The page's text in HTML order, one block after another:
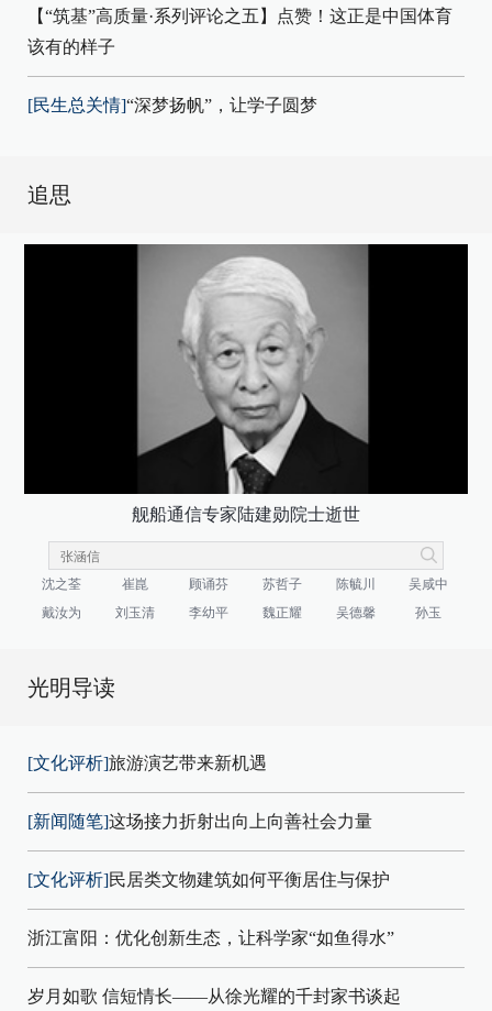
【“筑基”高质量·系列评论之五】点赞！这正是中国体育
该有的样子
[民生总关情]“深梦扬帆”，让学子圆梦
追思
舰船通信专家陆建勋院士逝世
沈之荃 崔崑 顾诵芬 苏哲子 陈毓川
吴咸中
戴汝为
刘玉清 李幼平 魏正耀 吴德馨 孙玉
光明导读
[文化评析]旅游演艺带来新机遇
[新闻随笔]这场接力折射出向上向善社会力量
[文化评析]民居类文物建筑如何平衡居住与保护
浙江富阳：优化创新生态，让科学家“如鱼得水”
岁月如歌 信短情长——从徐光耀的千封家书谈起